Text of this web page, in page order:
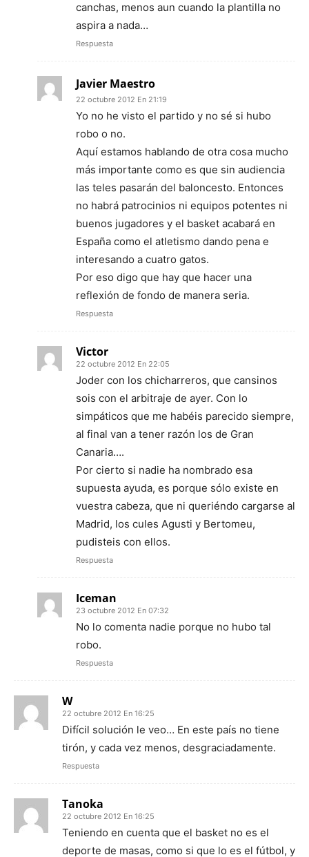
canchas, menos aun cuando la plantilla no
aspira a nada…
Respuesta
Javier Maestro
22 octubre 2012 En 21:19
Yo no he visto el partido y no sé si hubo
robo o no.
Aquí estamos hablando de otra cosa mucho
más importante como es que sin audiencia
las teles pasarán del baloncesto. Entonces
no habrá patrocinios ni equipos potentes ni
buenos jugadores y el basket acabará en
España como el atletismo dando pena e
interesando a cuatro gatos.
Por eso digo que hay que hacer una
reflexión de fondo de manera seria.
Respuesta
Victor
22 octubre 2012 En 22:05
Joder con los chicharreros, que cansinos
sois con el arbitraje de ayer. Con lo
simpáticos que me habéis parecido siempre,
al final van a tener razón los de Gran
Canaria….
Por cierto si nadie ha nombrado esa
supuesta ayuda, es porque sólo existe en
vuestra cabeza, que ni queriéndo cargarse al
Madrid, los cules Agusti y Bertomeu,
pudisteis con ellos.
Respuesta
Iceman
23 octubre 2012 En 07:32
No lo comenta nadie porque no hubo tal
robo.
Respuesta
W
22 octubre 2012 En 16:25
Difícil solución le veo… En este país no tiene
tirón, y cada vez menos, desgraciadamente.
Respuesta
Tanoka
22 octubre 2012 En 16:25
Teniendo en cuenta que el basket no es el
deporte de masas, como si que lo es el fútbol, y